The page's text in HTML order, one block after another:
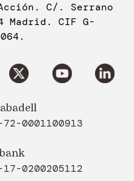
C/. Serrano
Madrid. CIF G-
0001100913
0200205112